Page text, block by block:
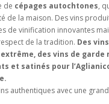
de cépages autochtones,
de la maison. Des vins
de vinification innovantes
de la tradition. Des
des vins de garde
et satinés pour
authentiques avec une